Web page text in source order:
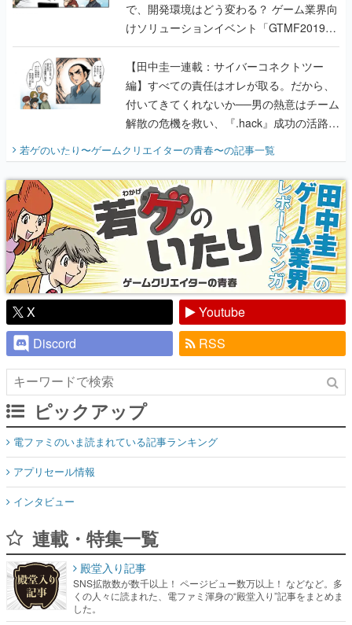
で、開発環境はどう変わる？ ゲーム業界向
けソリューションイベント「GTMF2019」
に行って、より理解を深めよう【PR】
【田中圭一連載：サイバーコネクトツー
編】すべての責任はオレが取る。だから、
付いてきてくれないか──男の熱意はチーム
解散の危機を救い、『.hack』成功の活路を
開く。業界の快男児・松山 洋に流れる血は
『少年ジャンプ』色だった【若ゲのいた
り】
若ゲのいたり〜ゲームクリエイターの青春〜の記事一覧
X
Youtube
Discord
RSS
ピックアップ
電ファミのいま読まれている記事ランキング
アプリセール情報
インタビュー
連載・特集一覧
殿堂入り記事
SNS拡散数が数千以上！ ページビュー数万以上！ などなど。多
くの人々に読まれた、電ファミ渾身の“殿堂入り”記事をまとめま
した。